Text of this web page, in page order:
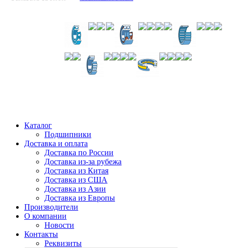
Каталог
Подшипники
Доставка и оплата
Доставка по России
Доставка из-за рубежа
Доставка из Китая
Доставка из США
Доставка из Азии
Доставка из Европы
Производители
О компании
Новости
Контакты
Реквизиты